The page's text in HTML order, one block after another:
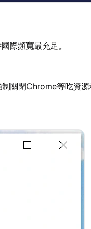
際頻寬最充足。
關閉Chrome等吃資